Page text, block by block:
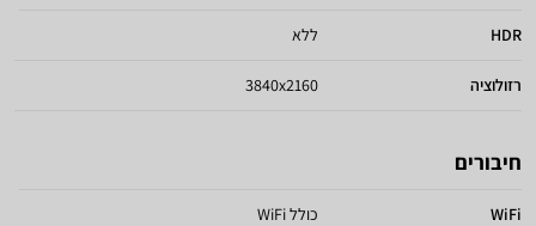
HDR ללא
רזולוציה 3840x2160
חיבורים
WiFi כולל WiFi